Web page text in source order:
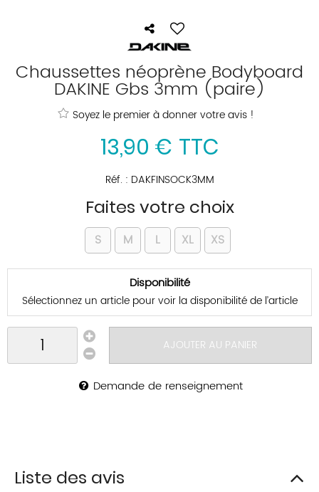
Chaussettes néoprène Bodyboard
DAKINE Gbs 3mm (paire)
Soyez le premier à donner votre avis !
13,90 € TTC
Réf. : DAKFINSOCK3MM
Faites votre choix
S M L XL XS
Disponibilité
Sélectionnez un article pour voir la disponibilité de l’article
AJOUTER AU PANIER
Demande de renseignement
Liste des avis